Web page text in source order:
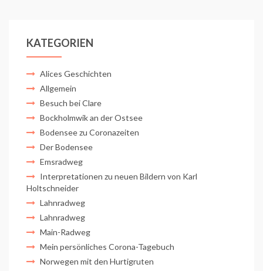
KATEGORIEN
Alices Geschichten
Allgemein
Besuch bei Clare
Bockholmwik an der Ostsee
Bodensee zu Coronazeiten
Der Bodensee
Emsradweg
Interpretationen zu neuen Bildern von Karl
Holtschneider
Lahnradweg
Lahnradweg
Main-Radweg
Mein persönliches Corona-Tagebuch
Norwegen mit den Hurtigruten